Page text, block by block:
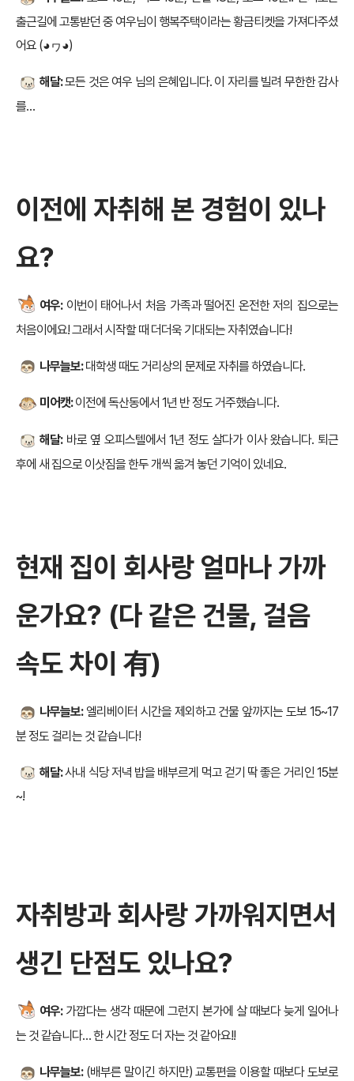
출근길에 고통받던 중 여우님이 행복주택이라는 황금티켓을 가져다주셨
어요 (◕ヮ◕)
해달:모든 것은 여우 님의 은혜입니다. 이 자리를 빌려 무한한 감사
를…
이전에 자취해 본 경험이 있나
요?
여우: 이번이 태어나서 처음 가족과 떨어진 온전한 저의 집으로는
처음이에요! 그래서 시작할 때 더더욱 기대되는 자취였습니다!
나무늘보:대학생 때도 거리상의 문제로 자취를 하였습니다.
미어캣:이전에 독산동에서 1년 반 정도 거주했습니다.
해달: 바로 옆 오피스텔에서 1년 정도 살다가 이사 왔습니다. 퇴근
후에 새 집으로 이삿짐을 한두 개씩 옮겨 놓던 기억이 있네요.
현재 집이 회사랑 얼마나 가까
운가요? (다 같은 건물, 걸음
속도 차이 有)
나무늘보: 엘리베이터 시간을 제외하고 건물 앞까지는 도보 15~17
분 정도 걸리는 것 같습니다!
해달:사내 식당 저녁 밥을 배부르게 먹고 걷기 딱 좋은 거리인 15분
~!
자취방과 회사랑 가까워지면서
생긴 단점도 있나요?
여우: 가깝다는 생각 때문에 그런지 본가에 살 때보다 늦게 일어나
는 것 같습니다… 한 시간 정도 더 자는 것 같아요!!
나무늘보: (배부른 말이긴 하지만) 교통편을 이용할 때보다 도보로